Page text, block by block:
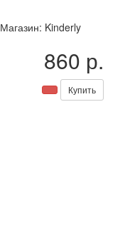
Магазин: Kinderly
860 р.
Купить